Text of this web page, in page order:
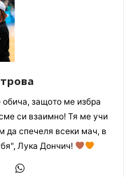
защото ме избра
си взаимно! Тя ме учи
да спечеля всеки мач, в
Лука Дончич!